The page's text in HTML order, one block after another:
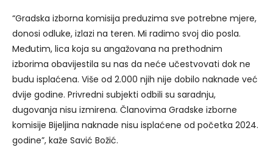
“Gradska izborna komisija preduzima sve potrebne mjere,
donosi odluke, izlazi na teren. Mi radimo svoj dio posla.
Međutim, lica koja su angažovana na prethodnim
izborima obavijestila su nas da neće učestvovati dok ne
budu isplaćena. Više od 2.000 njih nije dobilo naknade već
dvije godine. Privredni subjekti odbili su saradnju,
dugovanja nisu izmirena. Članovima Gradske izborne
komisije Bijeljina naknade nisu isplaćene od početka 2024.
godine”, kaže Savić Božić.